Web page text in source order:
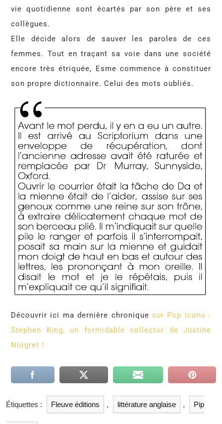
vie quotidienne sont écartés par son père et ses
collègues.
Elle décide alors de sauver les paroles de ces
femmes. Tout en traçant sa voie dans une société
encore très étriquée, Esme commence à constituer
son propre dictionnaire. Celui des mots oubliés.
Découvrir ici ma dernière chronique sur Pop icons :
Stephen King, un formidable collector de Justine
Niogret !
Étiquettes : Fleuve éditions , littérature anglaise , Pip